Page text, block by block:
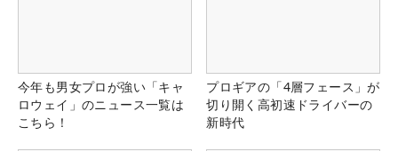
今年も男女プロが強い「キャ
ロウェイ」のニュース一覧は
こちら！
プロギアの「4層フェース」が
切り開く高初速ドライバーの
新時代